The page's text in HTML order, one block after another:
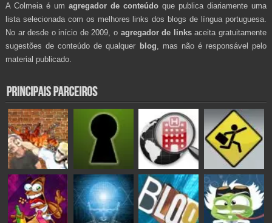
A Colmeia é um agregador de conteúdo que publica diariamente uma
lista selecionada com os melhores links dos blogs de língua portuguesa.
No ar desde o início de 2009, o agregador de linksaceita gratuitamente
sugestões de conteúdo de qualquer blog , mas não é responsável pelo
material publicado.